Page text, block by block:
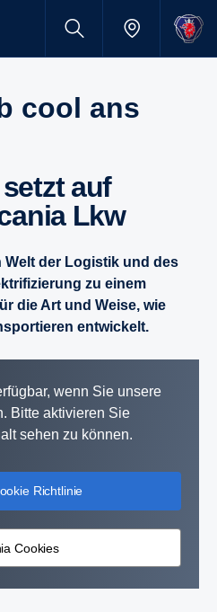
Lkw
Welt der Logistik und des
zu einem
die Art und Weise, wie
entwickelt.
wenn Sie unsere
Bitte aktivieren Sie
sehen zu können.
Richtlinie
Cookies